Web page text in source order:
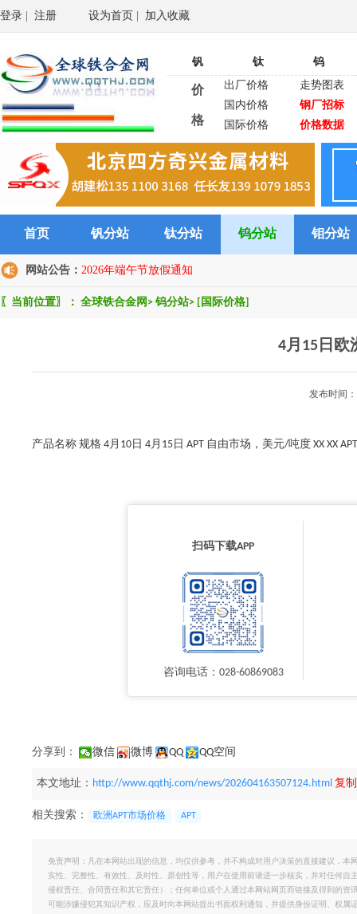
登录 注册 设为首页 加入收藏
钒 钛 钨
价
格
出厂价格
走势图表
国内价格
钢厂招标
国际价格
价格数据
首页 钒分站 钛分站 钨分站 钼分站
网站公告： 2026年端午节放假通知
〖当前位置〗： 全球铁合金网 > 钨分站> [国际价格]
4月15日欧
发布时间
产品名称 规格 4月10日 4月15日 APT 自由市场，美元/吨度 XX XX
扫码下载APP
咨询电话：028-60869083
分享到： 微信 微博 QQ QQ空间
本文地址： http://www.qqthj.com/news/202604163507124.html 复
相关搜索： 欧洲APT市场价格 APT
免责声明：凡在本网站出现的信息，均仅供参考，并不构成对用户决策的直接建议，
实性、完整性、有效性、及时性、原创性等，用户在使用前请进一步核实，并对任何
侵权责任、合同责任和其它责任）；任何单位或个人通过本网站网页而链接及得到的
可能涉嫌侵犯其知识产权，应及时向本网站提出书面权利通知，并提供身份证明、权